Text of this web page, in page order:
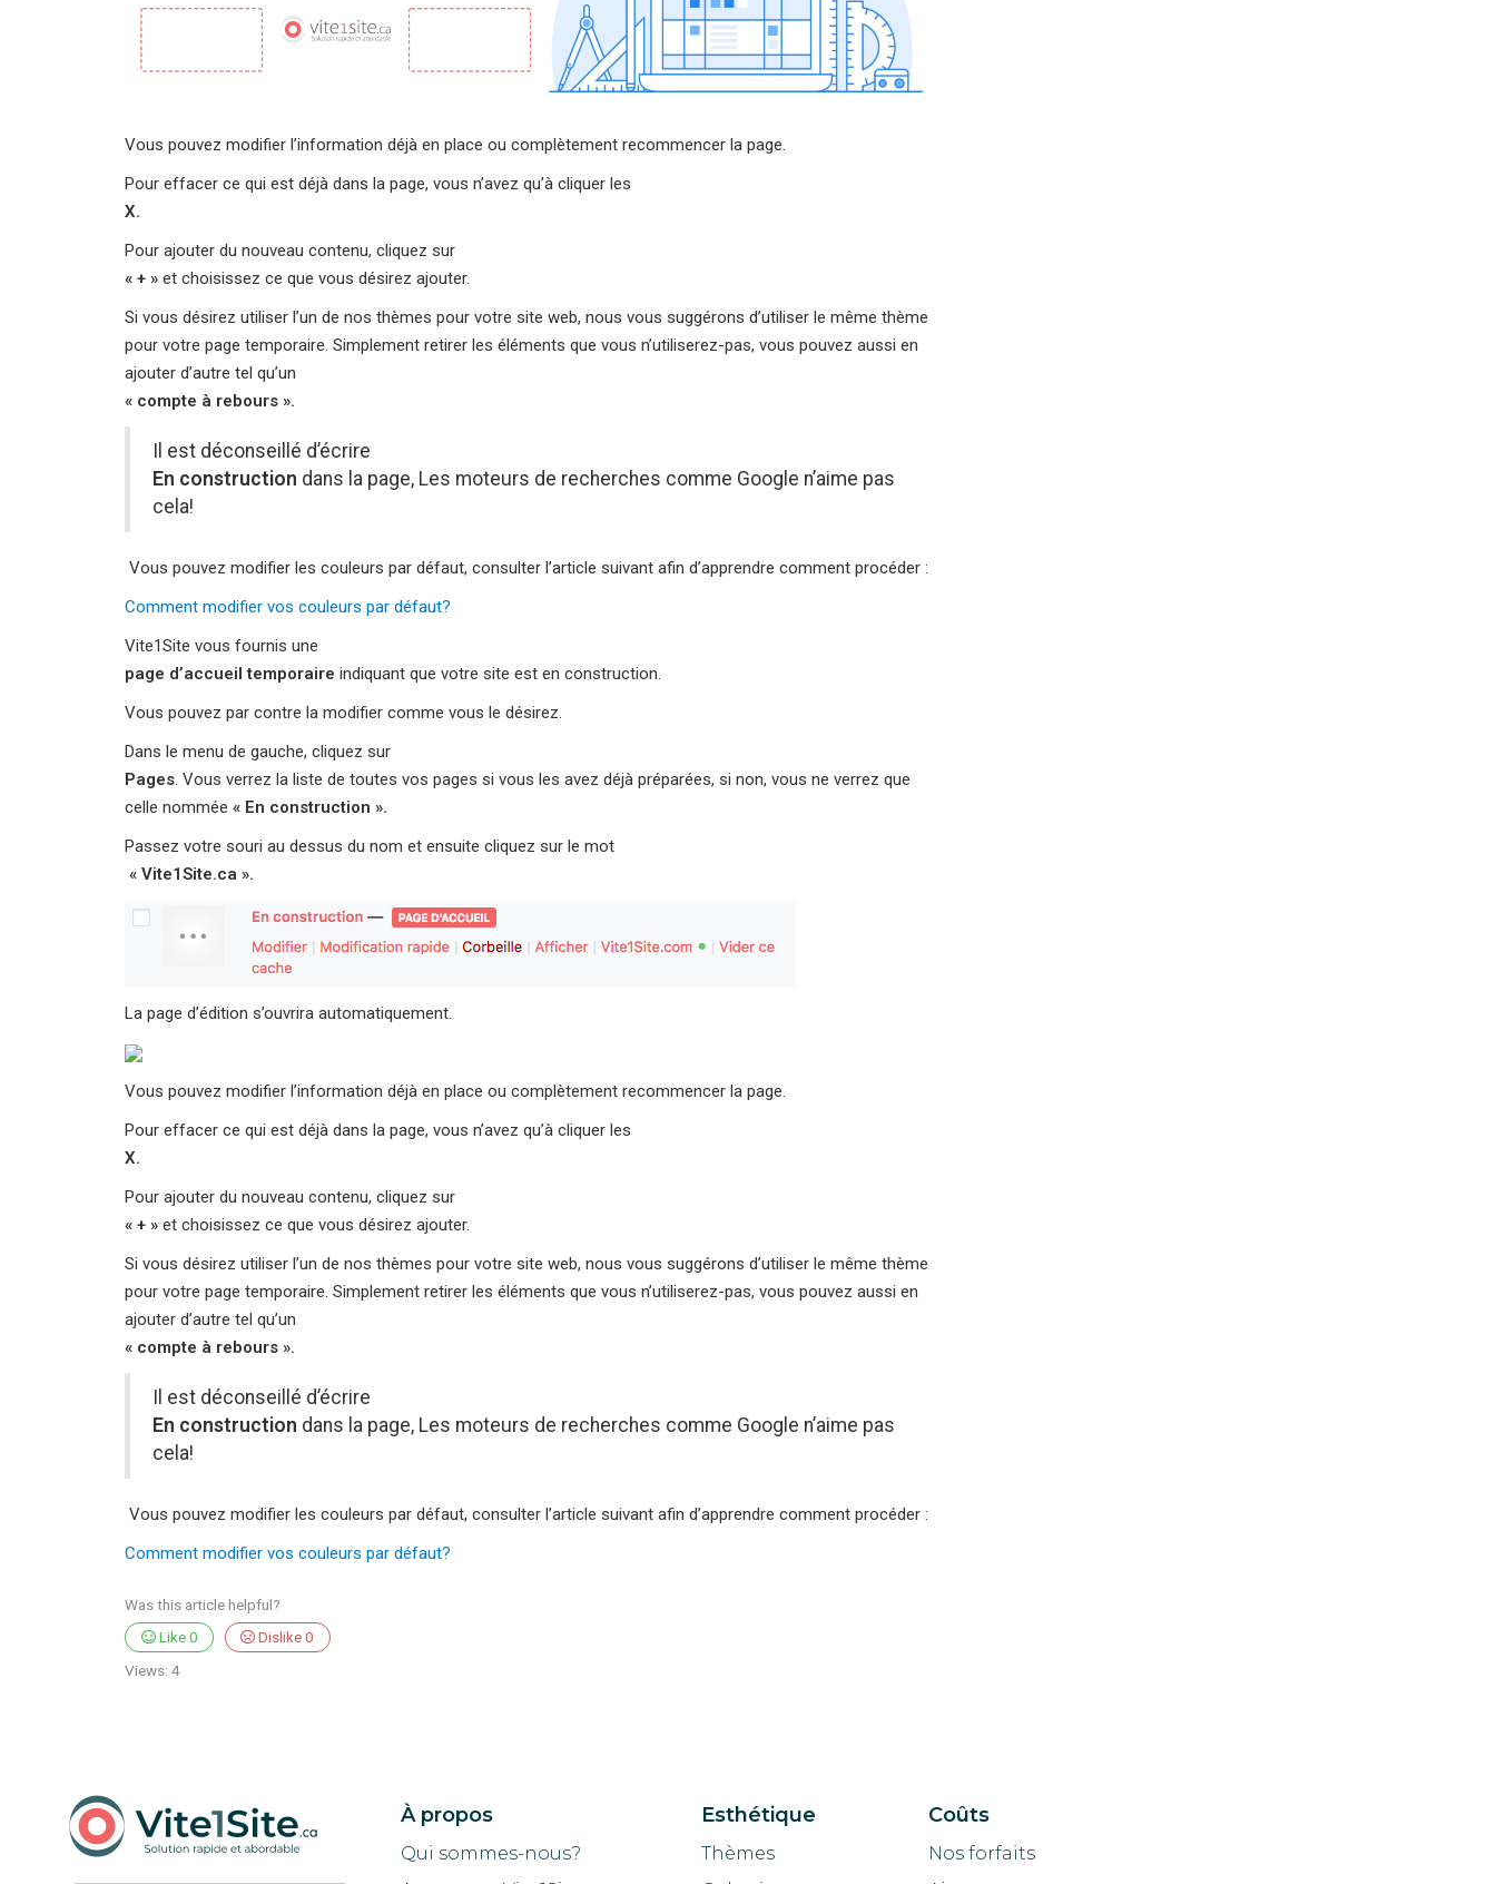
Vous pouvez modifier l’information déjà en place ou complètement recommencer la page.
Pour effacer ce qui est déjà dans la page, vous n’avez qu’à cliquer les
X.
Pour ajouter du nouveau contenu, cliquez sur
« + » et choisissez ce que vous désirez ajouter.
Si vous désirez utiliser l’un de nos thèmes pour votre site web, nous vous suggérons d’utiliser le même thème
pour votre page temporaire. Simplement retirer les éléments que vous n’utiliserez-pas, vous pouvez aussi en
ajouter d’autre tel qu’un
« compte à rebours ».
Il est déconseillé d’écrire
En construction dans la page, Les moteurs de recherches comme Google n’aime pas
cela!
Vous pouvez modifier les couleurs par défaut, consulter l’article suivant afin d’apprendre comment procéder :
Comment modifier vos couleurs par défaut?
Vite1Site vous fournis une
page d’accueil temporaire indiquant que votre site est en construction.
Vous pouvez par contre la modifier comme vous le désirez.
Dans le menu de gauche, cliquez sur
Pages. Vous verrez la liste de toutes vos pages si vous les avez déjà préparées, si non, vous ne verrez que
celle nommée « En construction ».
Passez votre souri au dessus du nom et ensuite cliquez sur le mot
« Vite1Site.ca ».
La page d’édition s’ouvrira automatiquement.
Vous pouvez modifier l’information déjà en place ou complètement recommencer la page.
Pour effacer ce qui est déjà dans la page, vous n’avez qu’à cliquer les
X.
Pour ajouter du nouveau contenu, cliquez sur
« + » et choisissez ce que vous désirez ajouter.
Si vous désirez utiliser l’un de nos thèmes pour votre site web, nous vous suggérons d’utiliser le même thème
pour votre page temporaire. Simplement retirer les éléments que vous n’utiliserez-pas, vous pouvez aussi en
ajouter d’autre tel qu’un
« compte à rebours ».
Il est déconseillé d’écrire
En construction dans la page, Les moteurs de recherches comme Google n’aime pas
cela!
Vous pouvez modifier les couleurs par défaut, consulter l’article suivant afin d’apprendre comment procéder :
Comment modifier vos couleurs par défaut?
Was this article helpful?
Like0 Dislike0
Views: 4
À propos
Qui sommes-nous?
Esthétique
Thèmes
Coûts
Nos forfaits